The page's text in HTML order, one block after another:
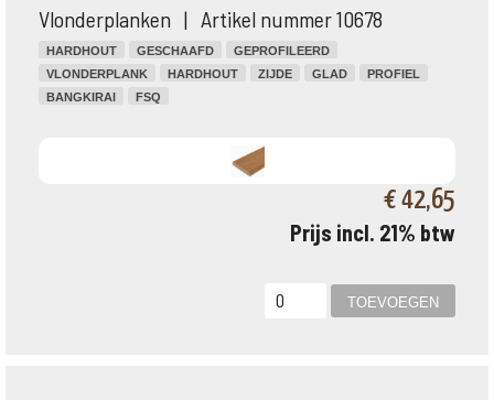
Vlonderplanken | Artikel nummer 10678
HARDHOUT GESCHAAFD
GEPROFILEERD
VLONDERPLANK
HARDHOUT ZIJDE GLAD
PROFIEL
BANGKIRAI
FSQ
€ 42,65
Prijs incl. 21% btw